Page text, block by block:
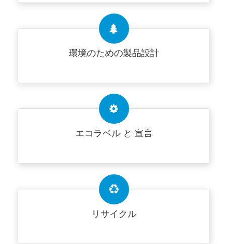
環境のための製品設計
エコラベル と 宣言
リサイクル